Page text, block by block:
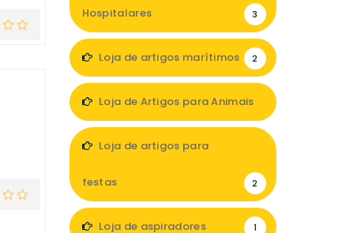
Hospitalares 3
Loja de artigos marítimos 2
Loja de Artigos para Animais
Loja de artigos para
festas 2
Loja de aspiradores 1